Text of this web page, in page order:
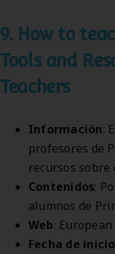
9. How to
Tools and
Teachers
Información:
profesores de
recursos
Contenidos:
alumnos de
Web:
Fecha de inicio